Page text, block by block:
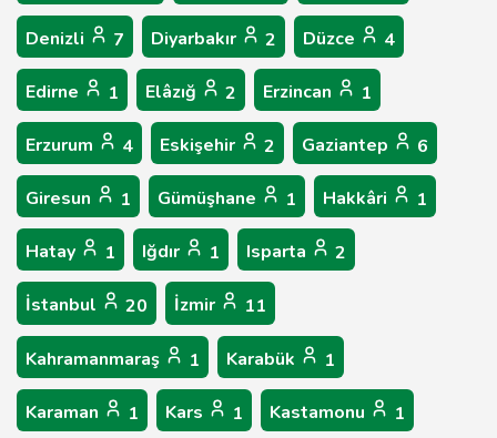
Denizli 7 Diyarbakır 2 Düzce 4
Edirne 1 Elâzığ 2 Erzincan 1
Erzurum 4 Eskişehir 2 Gaziantep 6
Giresun 1 Gümüşhane 1 Hakkâri 1
Hatay 1 Iğdır 1 Isparta 2
İstanbul 20 İzmir 11
Kahramanmaraş 1 Karabük 1
Karaman 1 Kars 1 Kastamonu 1